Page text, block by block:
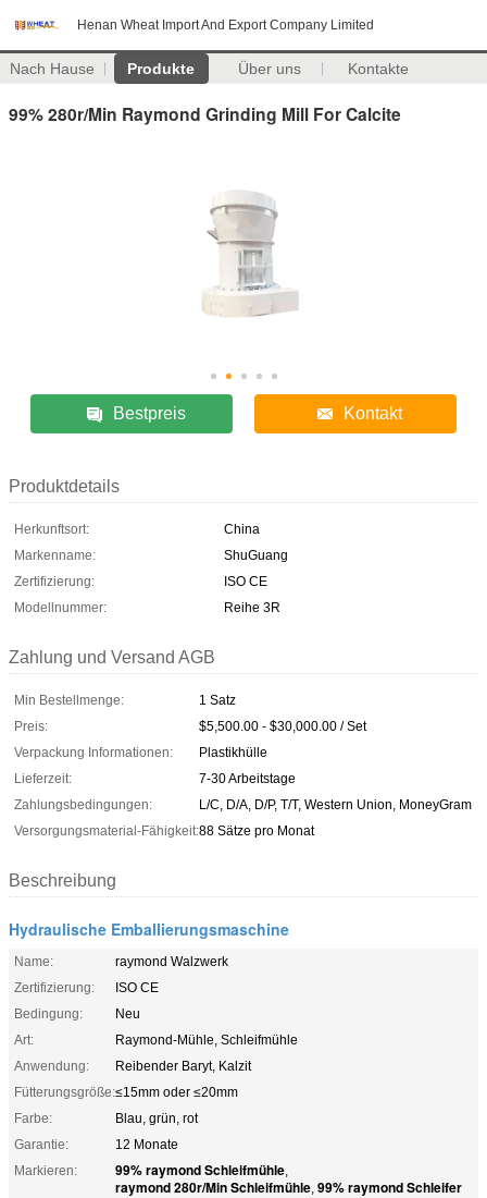
Henan Wheat Import And Export Company Limited
Nach Hause Produkte Über uns Kontakte
99% 280r/Min Raymond Grinding Mill For Calcite
Bestpreis Kontakt
Produktdetails
Herkunftsort:
China
Markenname:
ShuGuang
Zertifizierung:
ISO CE
Modellnummer:
Reihe 3R
Zahlung und Versand AGB
Min Bestellmenge:
1 Satz
Preis:
$5,500.00 - $30,000.00 / Set
Verpackung Informationen:
Plastikhülle
Lieferzeit:
7-30 Arbeitstage
Zahlungsbedingungen:
L/C, D/A, D/P, T/T, Western Union, MoneyGram
Versorgungsmaterial-Fähigkeit:88 Sätze pro Monat
Beschreibung
Hydraulische Emballierungsmaschine
Name:
raymond Walzwerk
Zertifizierung:
ISO CE
Bedingung:
Neu
Art:
Raymond-Mühle, Schleifmühle
Anwendung:
Reibender Baryt, Kalzit
Fütterungsgröße:≤15mm oder ≤20mm
Farbe:
Blau, grün, rot
Garantie:
12 Monate
Markieren:
99% raymond Schleifmühle,
raymond 280r/Min Schleifmühle, 99% raymond Schleifer